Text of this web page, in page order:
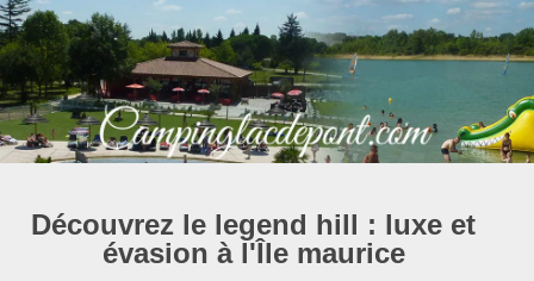
Découvrez le legend hill : luxe et
évasion à l'Île maurice